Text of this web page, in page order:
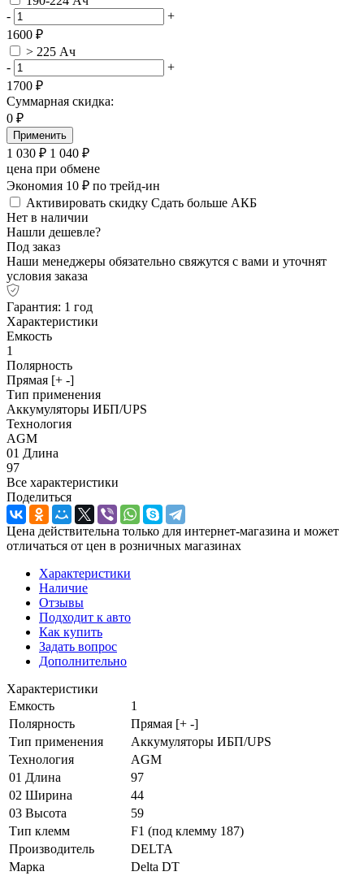
-
+
1600 ₽
> 225 Ач
-
+
1700 ₽
Суммарная скидка:
0 ₽
Применить
1 030 ₽ 1 040 ₽
цена при обмене
Экономия 10 ₽ по трейд-ин
Активировать скидку Сдать больше АКБ
Нет в наличии
Нашли дешевле?
Под заказ
Наши менеджеры обязательно свяжутся с вами и уточнят
условия заказа
Гарантия: 1 год
Характеристики
Емкость
1
Полярность
Прямая [+ -]
Тип применения
Аккумуляторы ИБП/UPS
Технология
AGM
01 Длина
97
Все характеристики
Поделиться
Цена действительна только для интернет-магазина и может
отличаться от цен в розничных магазинах
Характеристики
Наличие
Отзывы
Подходит к авто
Как купить
Задать вопрос
Дополнительно
Характеристики
Емкость
1
Полярность
Прямая [+ -]
Тип применения
Аккумуляторы ИБП/UPS
Технология
AGM
01 Длина
97
02 Ширина
44
03 Высота
59
Тип клемм
F1 (под клемму 187)
Производитель
DELTA
Марка
Delta DT